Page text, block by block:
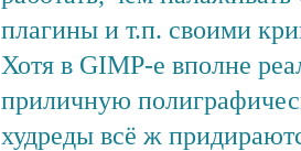
плагины и т.п. cвоими
Хотя в GIMP-е вполне
приличную
худреды всё ж